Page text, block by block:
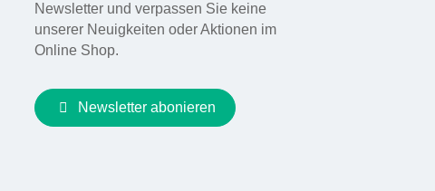
Newsletter und verpassen Sie keine
unserer Neuigkeiten oder Aktionen im
Online Shop.
Newsletter abonieren